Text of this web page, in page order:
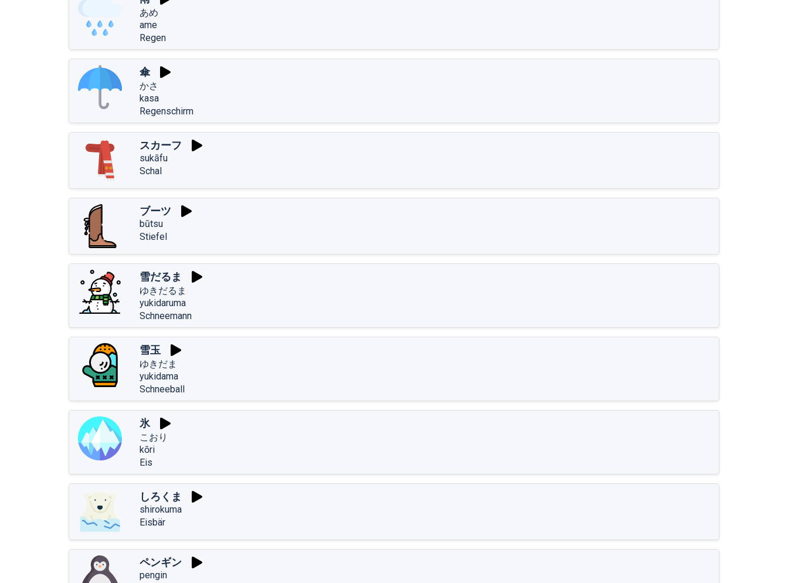
あめ
ame
Regen
傘
かさ
kasa
Regenschirm
スカーフ
sukāfu
Schal
ブーツ
būtsu
Stiefel
雪だるま
ゆきだるま
yukidaruma
Schneemann
雪玉
ゆきだま
yukidama
Schneeball
氷
こおり
kōri
Eis
しろくま
shirokuma
Eisbär
ペンギン
pengin